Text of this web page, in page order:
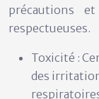
précautions
respectueuses.
Toxicité :
des